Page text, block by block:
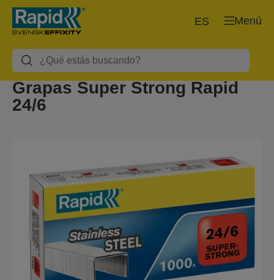
Menú
ES
Grapas Super Strong Rapid
24/6